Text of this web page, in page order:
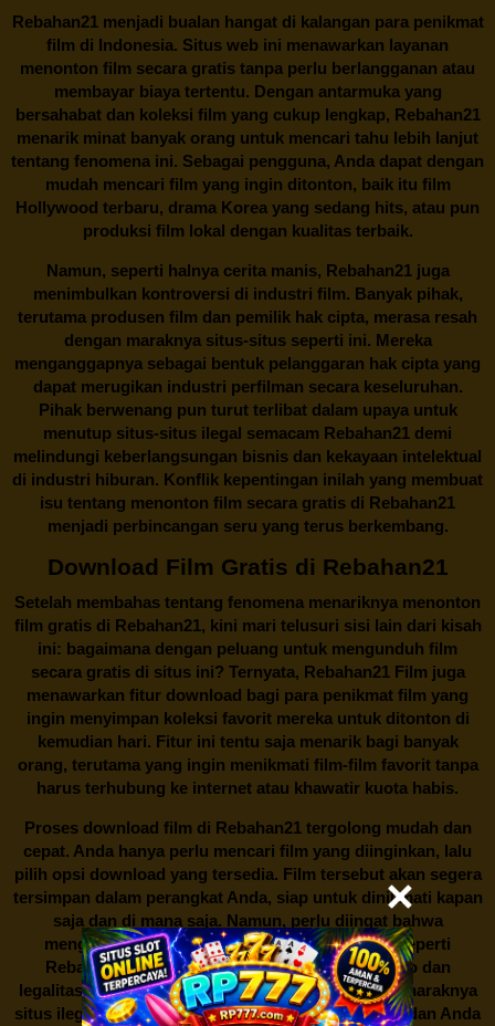
Rebahan21menjadi bualan hangat di kalangan para penikmat
film di Indonesia. Situs web ini menawarkan layanan
menonton film secara gratis tanpa perlu berlangganan atau
membayar biaya tertentu. Dengan antarmuka yang
bersahabat dan koleksi film yang cukup lengkap, Rebahan21
menarik minat banyak orang untuk mencari tahu lebih lanjut
tentang fenomena ini. Sebagai pengguna, Anda dapat dengan
mudah mencari film yang ingin ditonton, baik itu film
Hollywood terbaru, drama Korea yang sedang hits, atau pun
produksi film lokal dengan kualitas terbaik.
Namun, seperti halnya cerita manis, Rebahan21juga
menimbulkan kontroversi di industri film. Banyak pihak,
terutama produsen film dan pemilik hak cipta, merasa resah
dengan maraknya situs-situs seperti ini. Mereka
menganggapnya sebagai bentuk pelanggaran hak cipta yang
dapat merugikan industri perfilman secara keseluruhan.
Pihak berwenang pun turut terlibat dalam upaya untuk
menutup situs-situs ilegal semacam Rebahan21 demi
melindungi keberlangsungan bisnis dan kekayaan intelektual
di industri hiburan. Konflik kepentingan inilah yang membuat
isu tentang menonton film secara gratis di Rebahan21
menjadi perbincangan seru yang terus berkembang.
Download Film Gratis di Rebahan21
Setelah membahas tentang fenomena menariknya menonton
film gratis di Rebahan21, kini mari telusuri sisi lain dari kisah
ini: bagaimana dengan peluang untuk mengunduh film
secara gratis di situs ini? Ternyata, Rebahan21 Film juga
menawarkan fitur download bagi para penikmat film yang
ingin menyimpan koleksi favorit mereka untuk ditonton di
kemudian hari. Fitur ini tentu saja menarik bagi banyak
orang, terutama yang ingin menikmati film-film favorit tanpa
harus terhubung ke internet atau khawatir kuota habis.
Proses download film di Rebahan21tergolong mudah dan
cepat. Anda hanya perlu mencari film yang diinginkan, lalu
pilih opsi download yang tersedia. Film tersebut akan segera
tersimpan dalam perangkat Anda, siap untuk dinikmati kapan
saja dan di mana saja. Namun, perlu diingat bahwa
mengunduh film secara gratis dari situs-situs seperti
Rebahan21 juga berarti berurusan dengan risiko dan
legalitas. Seperti yang telah dibahas sebelumnya, maraknya
situs ilegal semacam ini menimbulkan kontroversi, dan Anda